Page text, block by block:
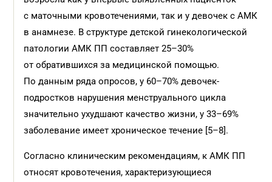
с маточными кровотечениями, так и у девочек с АМК
в анамнезе. В структуре детской гинекологической
патологии АМК ПП составляет 25–30%
от обратившихся за медицинской помощью.
По данным ряда опросов, у 60–70% девочек-
подростков нарушения менструального цикла
значительно ухудшают качество жизни, у 33–69%
заболевание имеет хроническое течение [5–8].
Согласно клиническим рекомендациям, к АМК ПП
относят кровотечения, характеризующиеся